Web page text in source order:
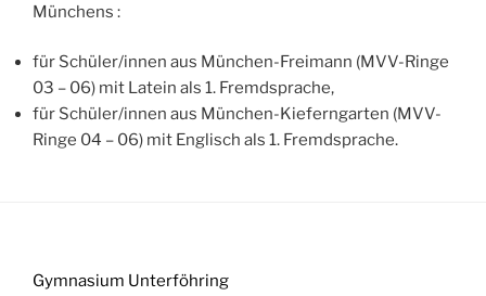
Münchens :
für Schüler/innen aus München-Freimann (MVV-Ringe
03 – 06) mit Latein als 1. Fremdsprache,
für Schüler/innen aus München-Kieferngarten (MVV-
Ringe 04 – 06) mit Englisch als 1. Fremdsprache.
Gymnasium Unterföhring